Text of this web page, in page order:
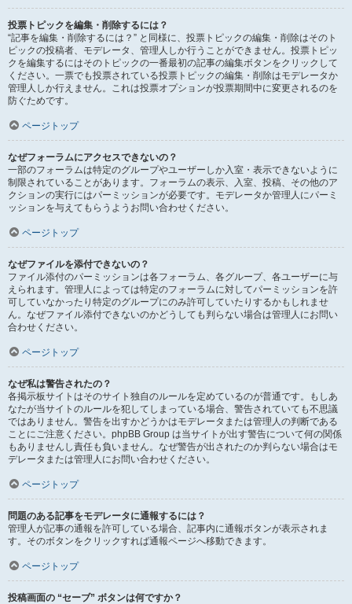
投票トピックを編集・削除するには？
“記事を編集・削除するには？” と同様に、投票トピックの編集・削除はそのト
ピックの投稿者、モデレータ、管理人しか行うことができません。投票トピッ
クを編集するにはそのトピックの一番最初の記事の編集ボタンをクリックして
ください。一票でも投票されている投票トピックの編集・削除はモデレータか
管理人しか行えません。これは投票オプションが投票期間中に変更されるのを
防ぐためです。
ページトップ
なぜフォーラムにアクセスできないの？
一部のフォーラムは特定のグループやユーザーしか入室・表示できないように
制限されていることがあります。フォーラムの表示、入室、投稿、その他のア
クションの実行にはパーミッションが必要です。モデレータか管理人にパーミ
ッションを与えてもらうようお問い合わせください。
ページトップ
なぜファイルを添付できないの？
ファイル添付のパーミッションは各フォーラム、各グループ、各ユーザーに与
えられます。管理人によっては特定のフォーラムに対してパーミッションを許
可していなかったり特定のグループにのみ許可していたりするかもしれませ
ん。なぜファイル添付できないのかどうしても判らない場合は管理人にお問い
合わせください。
ページトップ
なぜ私は警告されたの？
各掲示板サイトはそのサイト独自のルールを定めているのが普通です。もしあ
なたが当サイトのルールを犯してしまっている場合、警告されていても不思議
ではありません。警告を出すかどうかはモデレータまたは管理人の判断である
ことにご注意ください。phpBB Group は当サイトが出す警告について何の関係
もありませんし責任も負いません。なぜ警告が出されたのか判らない場合はモ
デレータまたは管理人にお問い合わせください。
ページトップ
問題のある記事をモデレータに通報するには？
管理人が記事の通報を許可している場合、記事内に通報ボタンが表示されま
す。そのボタンをクリックすれば通報ページへ移動できます。
ページトップ
投稿画面の “セーブ” ボタンは何ですか？